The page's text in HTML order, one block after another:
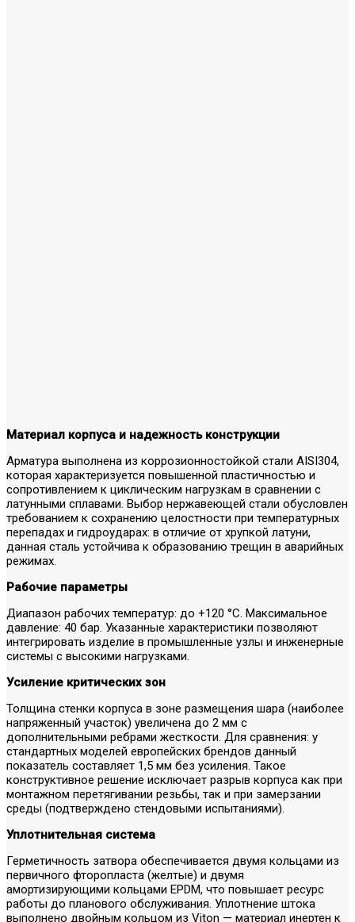
Материал корпуса и надежность конструкции
Арматура выполнена из коррозионностойкой стали AISI304,
которая характеризуется повышенной пластичностью и
сопротивлением к циклическим нагрузкам в сравнении с
латунными сплавами. Выбор нержавеющей стали обусловлен
требованием к сохранению целостности при температурных
перепадах и гидроударах: в отличие от хрупкой латуни,
данная сталь устойчива к образованию трещин в аварийных
режимах.
Рабочие параметры
Диапазон рабочих температур: до +120 °С. Максимальное
давление: 40 бар. Указанные характеристики позволяют
интегрировать изделие в промышленные узлы и инженерные
системы с высокими нагрузками.
Усиление критических зон
Толщина стенки корпуса в зоне размещения шара (наиболее
напряженный участок) увеличена до 2 мм с
дополнительными ребрами жесткости. Для сравнения: у
стандартных моделей европейских брендов данный
показатель составляет 1,5 мм без усиления. Такое
конструктивное решение исключает разрыв корпуса как при
монтажном перетягивании резьбы, так и при замерзании
среды (подтверждено стендовыми испытаниями).
Уплотнительная система
Герметичность затвора обеспечивается двумя кольцами из
первичного фторопласта (желтые) и двумя
амортизирующими кольцами EPDM, что повышает ресурс
работы до планового обслуживания. Уплотнение штока
выполнено двойным кольцом из Viton — материал инертен к